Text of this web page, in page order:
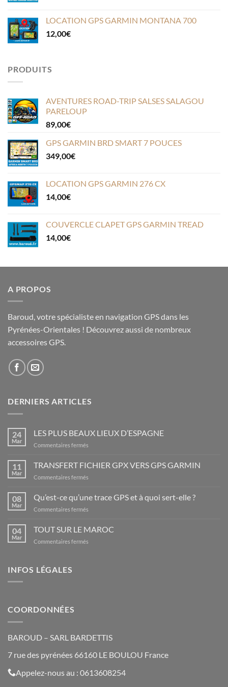
LOCATION GPS GARMIN MONTANA 700
12,00€
PRODUITS
AVENTURES ROAD-TRIP SALSES SALAGOU
PARELOUP
89,00€
GPS GARMIN BRD SMART 7 POUCES
349,00€
LOCATION GPS GARMIN 276 CX
14,00€
COUVERCLE CLAPET GPS GARMIN TREAD
14,00€
A PROPOS
Baroud, votre spécialiste en navigation GPS dans les
Pyrénées-Orientales ! Découvrez aussi de nombreux
accessoires GPS.
DERNIERS ARTICLES
24
Mar
LES PLUS BEAUX LIEUX D’ESPAGNE
Commentaires fermés
PLUS
BEAUX
11
Mar
TRANSFERT FICHIER GPX VERS GPS GARMIN
Commentaires fermés
FICHIER
GPX
GARMIN
08
Mar
Qu’est-ce qu’une trace GPS et à quoi sert-elle ?
Commentaires fermés
ce
qu’une
04
Mar
TOUT SUR LE MAROC
Commentaires fermés
INFOS LÉGALES
COORDONNÉES
BAROUD – SARL BARDETTIS
7 rue des pyrénées 66160 LE BOULOU France
Appelez-nous au : 0613608254